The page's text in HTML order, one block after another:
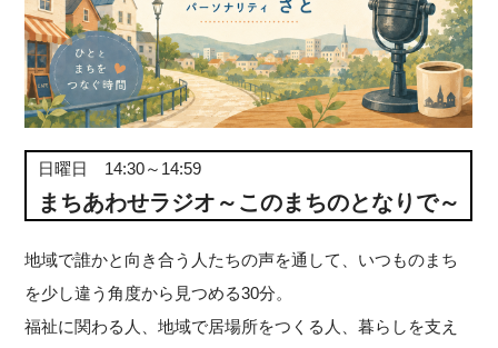
日曜日 14:30～14:59
まちあわせラジオ～このまちのとなりで～
地域で誰かと向き合う人たちの声を通して、いつものまち
を少し違う角度から見つめる30分。
福祉に関わる人、地域で居場所をつくる人、暮らしを支え